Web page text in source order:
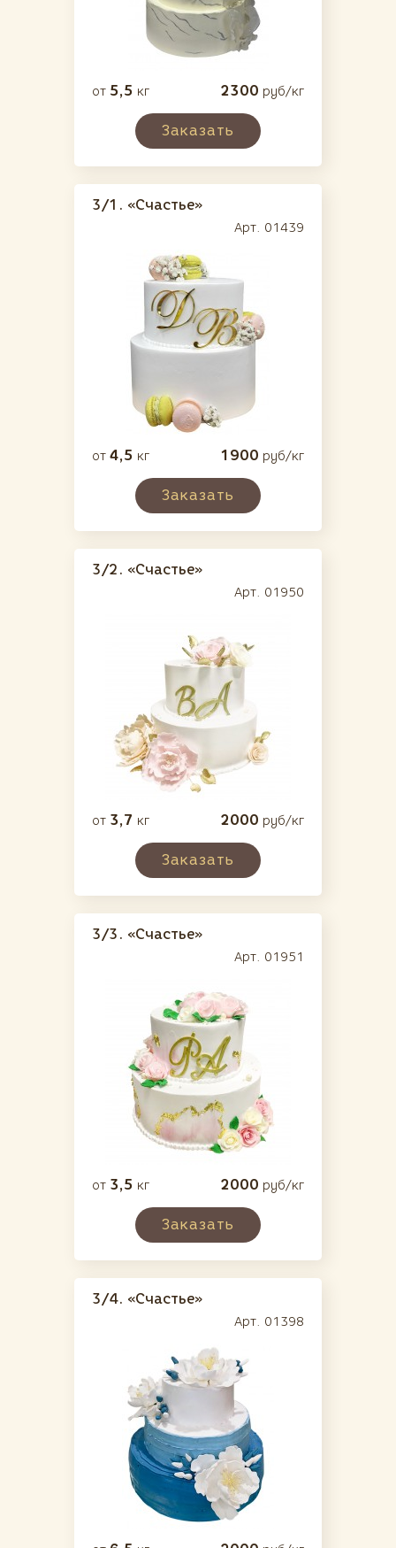
от 5,5 кг 2300 руб/кг
Заказать
3/1. «Счастье»
Арт. 01439
от 4,5 кг 1900 руб/кг
Заказать
3/2. «Счастье»
Арт. 01950
от 3,7 кг 2000 руб/кг
Заказать
3/3. «Счастье»
Арт. 01951
от 3,5 кг 2000 руб/кг
Заказать
3/4. «Счастье»
Арт. 01398